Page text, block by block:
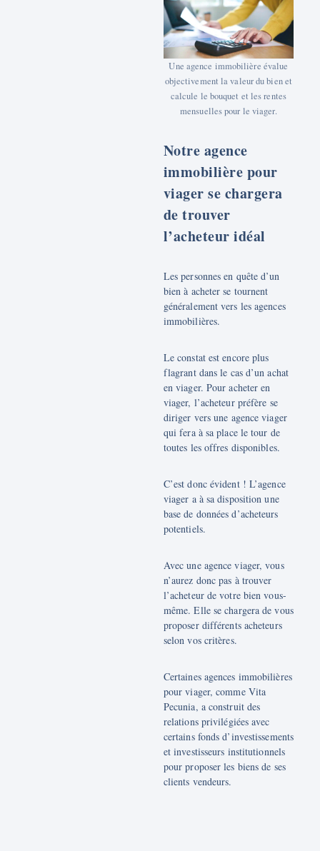
Une agence immobilière évalue
objectivement la valeur du bien et
calcule le bouquet et les rentes
mensuelles pour le viager.
Notre agence
immobilière pour
viager se chargera
de trouver
l’acheteur idéal
Les personnes en quête d’un
bien à acheter se tournent
généralement vers les agences
immobilières.
Le constat est encore plus
flagrant dans le cas d’un achat
en viager. Pour acheter en
viager, l’acheteur préfère se
diriger vers une agence viager
qui fera à sa place le tour de
toutes les offres disponibles.
C’est donc évident ! L’agence
viager a à sa disposition une
base de données d’acheteurs
potentiels.
Avec une agence viager, vous
n’aurez donc pas à trouver
l’acheteur de votre bien vous-
même. Elle se chargera de vous
proposer différents acheteurs
selon vos critères.
Certaines agences immobilières
pour viager, comme Vita
Pecunia, a construit des
relations privilégiées avec
certains fonds d’investissements
et investisseurs institutionnels
pour proposer les biens de ses
clients vendeurs.